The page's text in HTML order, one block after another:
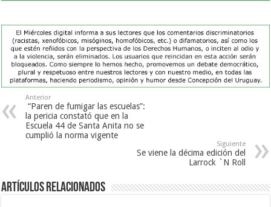
Anterior
“Paren de fumigar las escuelas”:
la pericia constató que en la
Escuela 44 de Santa Anita no se
cumplió la norma vigente
Siguiente
Se viene la décima edición del
Larrock `N Roll
Artículos Relacionados